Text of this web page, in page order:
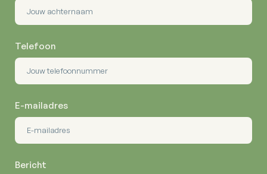
Telefoon
E-mailadres
Bericht